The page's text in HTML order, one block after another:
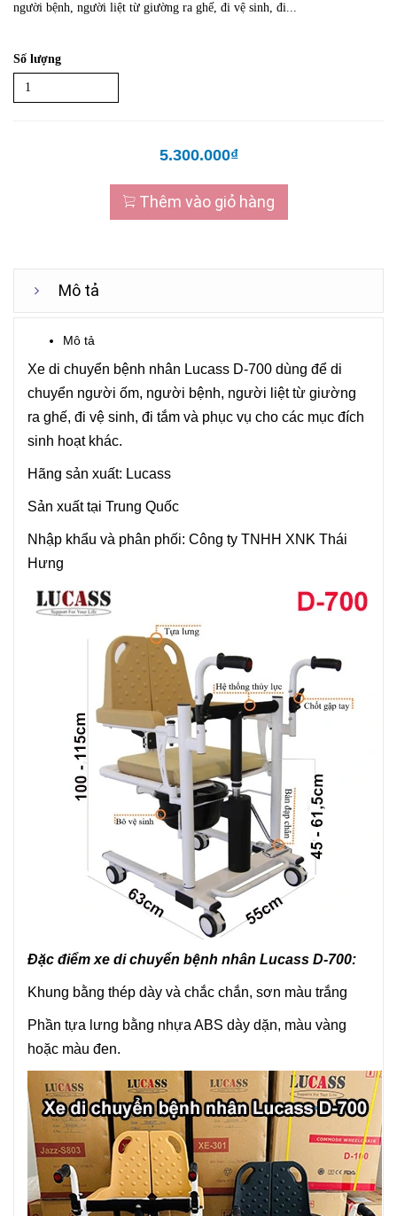
người bệnh, người liệt từ giường ra ghế, đi vệ sinh, đi...
Số lượng
5.300.000₫
Thêm vào giỏ hàng
Mô tả
Mô tả
Xe di chuyển bệnh nhân Lucass D-700 dùng để di
chuyển người ốm, người bệnh, người liệt từ giường
ra ghế, đi vệ sinh, đi tắm và phục vụ cho các mục đích
sinh hoạt khác.
Hãng sản xuất: Lucass
Sản xuất tại Trung Quốc
Nhập khẩu và phân phối: Công ty TNHH XNK Thái
Hưng
Đặc điểm xe di chuyển bệnh nhân Lucass D-700:
Khung bằng thép dày và chắc chắn, sơn màu trắng
Phần tựa lưng bằng nhựa ABS dày dặn, màu vàng
hoặc màu đen.